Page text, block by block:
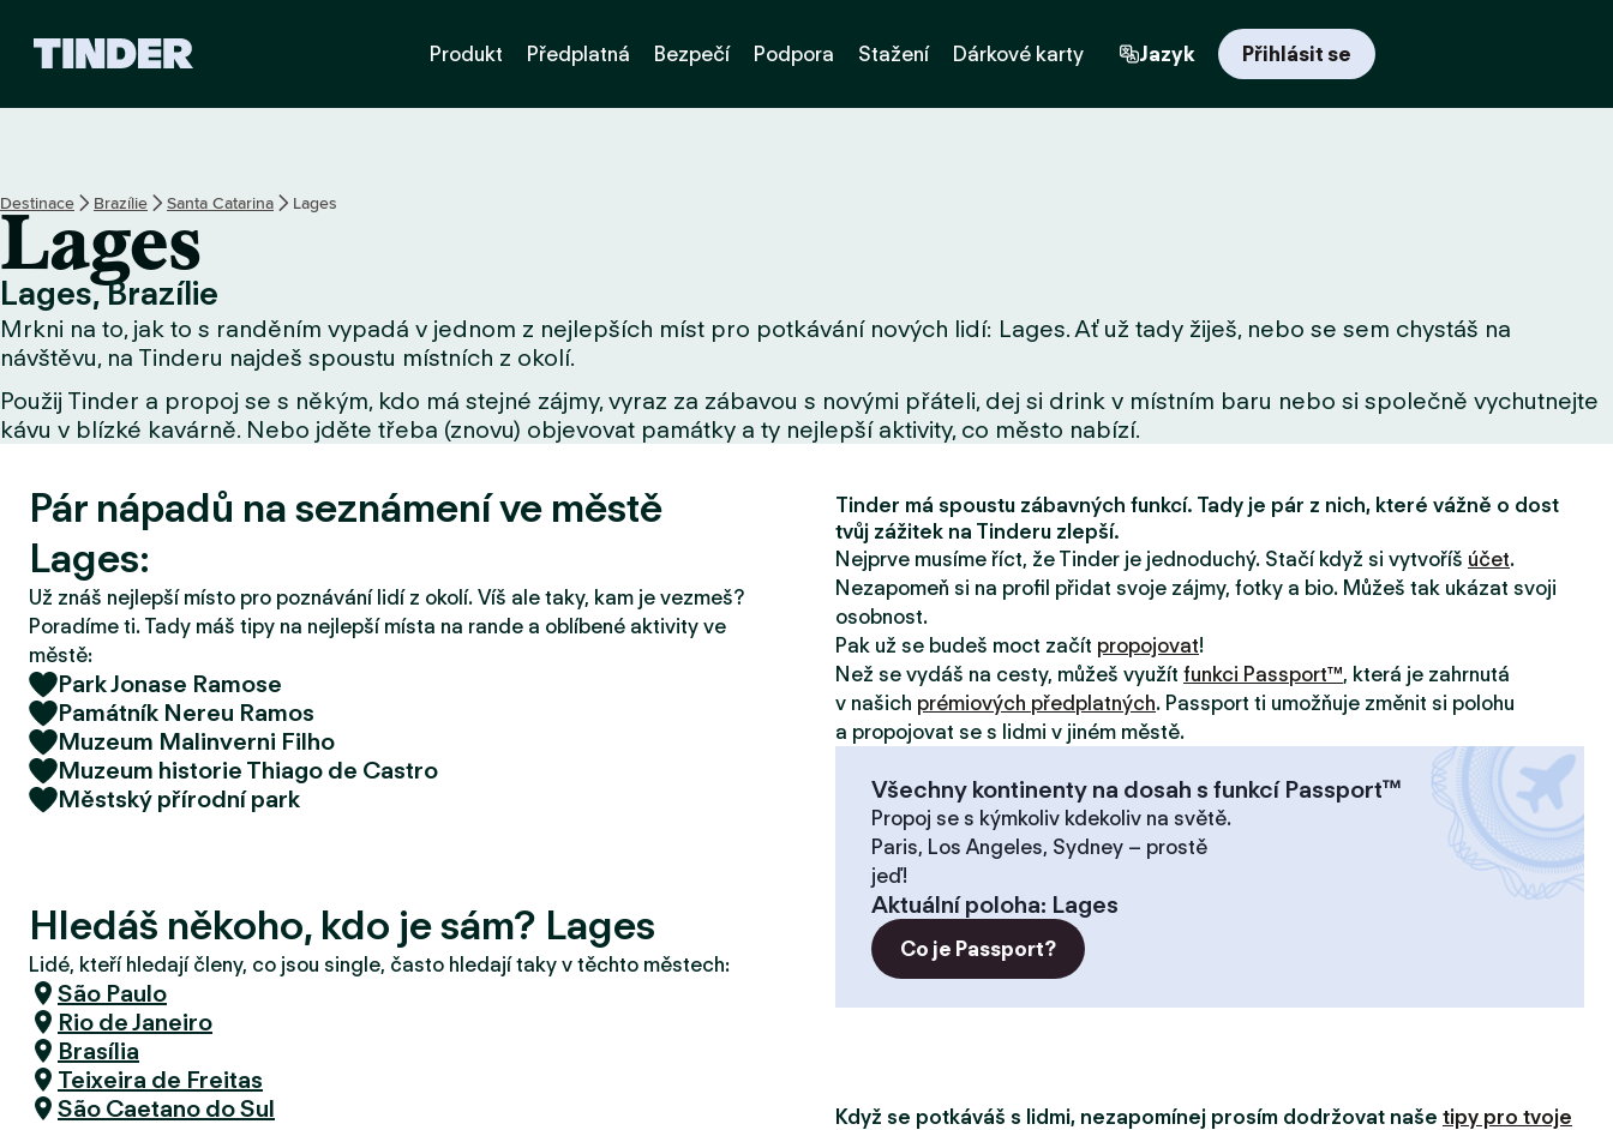
k
s
r
á
n
a
T
d
e
Produkt Předplatná Bezpečí Podpora Stažení Dárkové karty Jazyk Přihlásit se
Destinace Brazílie Santa Catarina Lages
Lages
Lages, Brazílie
Mrkni na to, jak to s randěním vypadá v jednom z nejlepších míst pro potkávání nových lidí: Lages. Ať už tady žiješ, nebo se sem chystáš na
návštěvu, na Tinderu najdeš spoustu místních z okolí.
Použij Tinder a propoj se s někým, kdo má stejné zájmy, vyraz za zábavou s novými přáteli, dej si drink v místním baru nebo si společně vychutnejte
kávu v blízké kavárně. Nebo jděte třeba (znovu) objevovat památky a ty nejlepší aktivity, co město nabízí.
Pár nápadů na seznámení ve městě
Lages:
Už znáš nejlepší místo pro poznávání lidí z okolí. Víš ale taky, kam je vezmeš?
Poradíme ti. Tady máš tipy na nejlepší místa na rande a oblíbené aktivity ve
městě:
Park Jonase Ramose
Památník Nereu Ramos
Muzeum Malinverni Filho
Muzeum historie Thiago de Castro
Městský přírodní park
Hledáš někoho, kdo je sám? Lages
Lidé, kteří hledají členy, co jsou single, často hledají taky v těchto městech:
São Paulo
Rio de Janeiro
Brasília
Teixeira de Freitas
São Caetano do Sul
Tinder má spoustu zábavných funkcí. Tady je pár z nich, které vážně o dost
tvůj zážitek na Tinderu zlepší.
Nejprve musíme říct, že Tinder je jednoduchý. Stačí když si vytvoříš účet.
Nezapomeň si na profil přidat svoje zájmy, fotky a bio. Můžeš tak ukázat svoji
osobnost.
Pak už se budeš moct začít propojovat!
Než se vydáš na cesty, můžeš využít funkci Passport™, která je zahrnutá
v našich prémiových předplatných. Passport ti umožňuje změnit si polohu
a propojovat se s lidmi v jiném městě.
Všechny kontinenty na dosah s funkcí Passport™
Propoj se s kýmkoliv kdekoliv na světě.
Paris, Los Angeles, Sydney – prostě
jeď!
Aktuální poloha: Lages
Co je Passport?
Když se potkáváš s lidmi, nezapomínej prosím dodržovat naše tipy pro tvoje